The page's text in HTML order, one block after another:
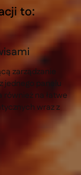
to:
zarządzanie
jednego panelu
na łatwe
wraz z